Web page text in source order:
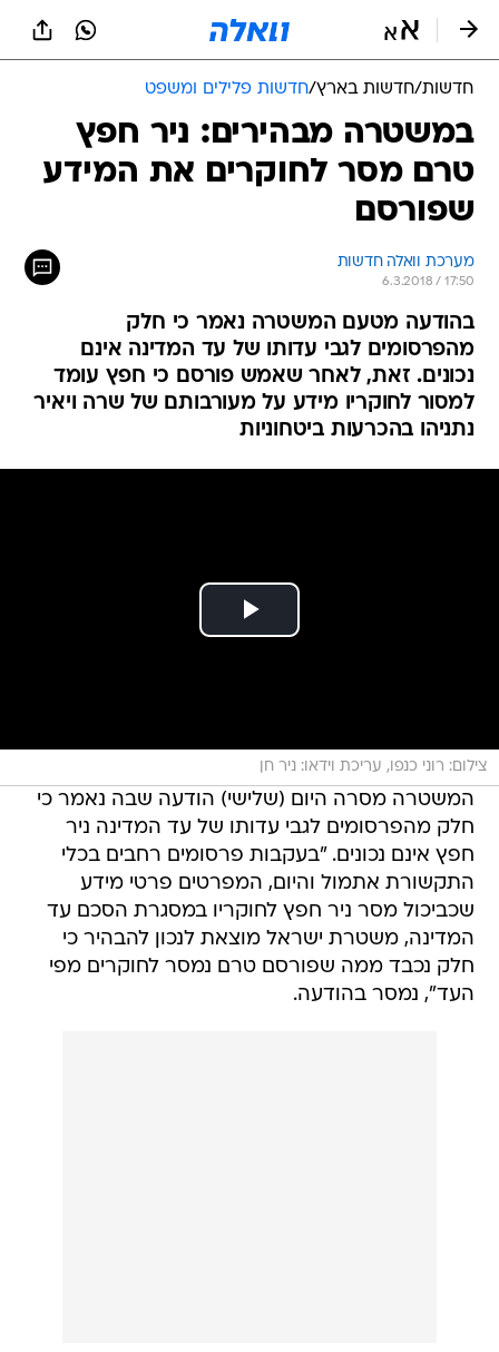
חדשות/חדשות בארץ/חדשות פלילים ומשפט
במשטרה מבהירים: ניר חפץ
טרם מסר לחוקרים את המידע
שפורסם
מערכת וואלה חדשות
6.3.2018 / 17:50
בהודעה מטעם המשטרה נאמר כי חלק
מהפרסומים לגבי עדותו של עד המדינה אינם
נכונים. זאת, לאחר שאמש פורסם כי חפץ עומד
למסור לחוקריו מידע על מעורבותם של שרה ויאיר
נתניהו בהכרעות ביטחוניות
צילום: רוני כנפו, עריכת וידאו: ניר חן
המשטרה מסרה היום (שלישי) הודעה שבה נאמר כי
חלק מהפרסומים לגבי עדותו של עד המדינה ניר
חפץ אינם נכונים. "בעקבות פרסומים רחבים בכלי
התקשורת אתמול והיום, המפרטים פרטי מידע
שכביכול מסר ניר חפץ לחוקריו במסגרת הסכם עד
המדינה, משטרת ישראל מוצאת לנכון להבהיר כי
חלק נכבד ממה שפורסם טרם נמסר לחוקרים מפי
העד", נמסר בהודעה.